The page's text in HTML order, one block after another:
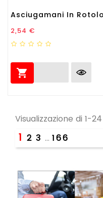
Asciugamani In
Prezzo
2,54 €

Visualizzazione di 1-
1 2 3 … 166